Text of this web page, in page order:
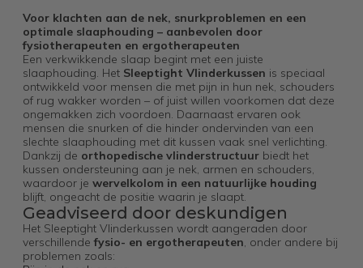
Voor klachten aan de nek, snurkproblemen en een
optimale slaaphouding – aanbevolen door
fysiotherapeuten en ergotherapeuten
Een verkwikkende slaap begint met een juiste
slaaphouding. Het Sleeptight Vlinderkussen is speciaal
ontwikkeld voor mensen die met pijn in hun nek, schouders
of rug wakker worden – of juist willen voorkomen dat deze
ongemakken zich voordoen. Daarnaast ervaren ook
mensen die snurken of die hinder ondervinden van een
slechte slaaphouding met dit kussen vaak snel verlichting.
Dankzij de orthopedische vlinderstructuurbiedt het
kussen ondersteuning aan je nek, armen en schouders,
waardoor je wervelkolom in een natuurlijke houding
blijft, ongeacht de positie waarin je slaapt.
Geadviseerd door deskundigen
Het Sleeptight Vlinderkussen wordt aangeraden door
verschillendefysio- en ergotherapeuten, onder andere bij
problemen zoals: